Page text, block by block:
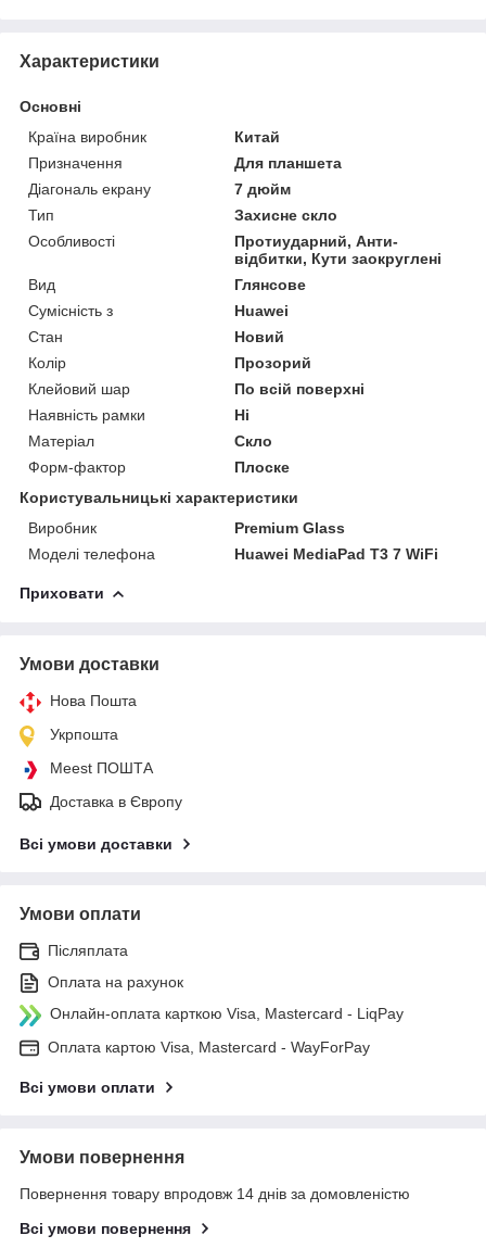
Характеристики
Основні
Країна виробник
Китай
Призначення
Для планшета
Діагональ екрану
7 дюйм
Тип
Захисне скло
Особливості
Протиударний, Анти-
відбитки, Кути заокруглені
Вид
Глянсове
Сумісність з
Huawei
Стан
Новий
Колір
Прозорий
Клейовий шар
По всій поверхні
Наявність рамки
Ні
Матеріал
Скло
Форм-фактор
Плоске
Користувальницькі характеристики
Виробник
Premium Glass
Моделі телефона
Huawei MediaPad T3 7 WiFi
Приховати
Умови доставки
Нова Пошта
Укрпошта
Meest ПОШТА
Доставка в Європу
Всі умови доставки
Умови оплати
Післяплата
Оплата на рахунок
Онлайн-оплата карткою Visa, Mastercard - LiqPay
Оплата картою Visa, Mastercard - WayForPay
Всі умови оплати
Умови повернення
Повернення товару впродовж 14 днів за домовленістю
Всі умови повернення